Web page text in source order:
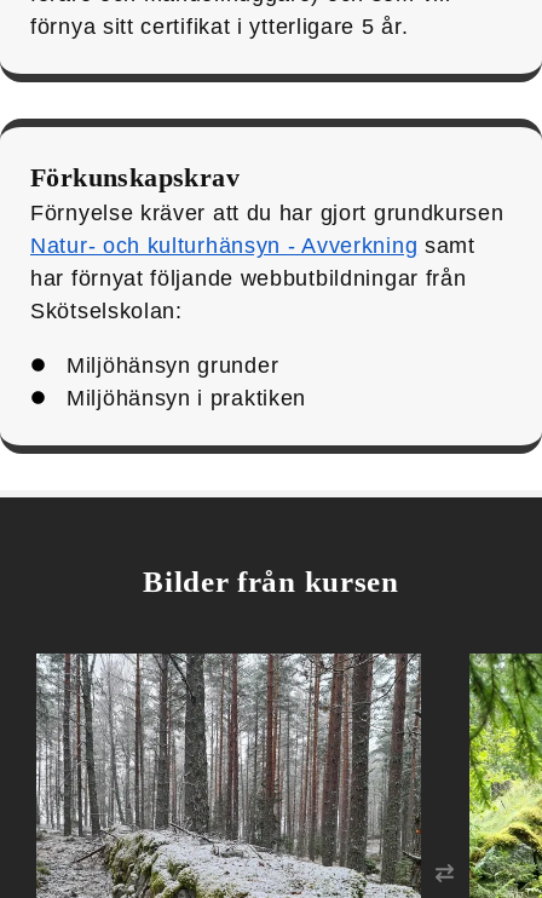
förnya sitt certifikat i ytterligare 5 år.
Förkunskapskrav
Förnyelse kräver att du har gjort grundkursen
Natur- och kulturhänsyn - Avverkning samt
har förnyat följande webbutbildningar från
Skötselskolan:
Miljöhänsyn grunder
Miljöhänsyn i praktiken
Bilder från kursen